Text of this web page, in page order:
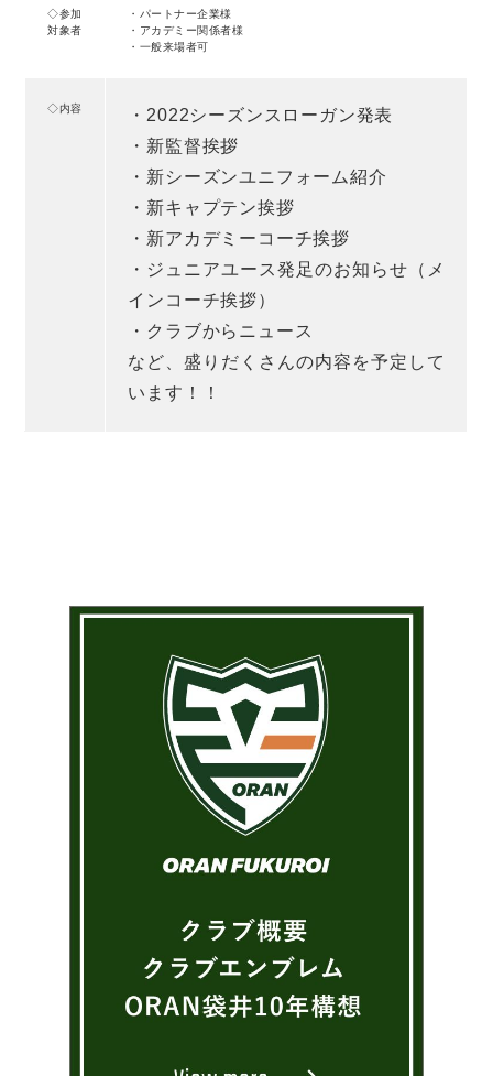
◇参加
対象者
・パートナー企業様
・アカデミー関係者様
・一般来場者可
◇内容
・2022シーズンスローガン発表
・新監督挨拶
・新シーズンユニフォーム紹介
・新キャプテン挨拶
・新アカデミーコーチ挨拶
・ジュニアユース発足のお知らせ（メ
インコーチ挨拶）
・クラブからニュース
など、盛りだくさんの内容を予定して
います！！